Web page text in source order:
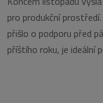
pro produkční
přišlo o podporu před
příštího roku, je ideální